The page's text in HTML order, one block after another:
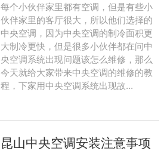
每个小伙伴家里都有空调，但是有些小
伙伴家里的客厅很大，所以他们选择的
中央空调，因为中央空调的制冷面积更
大制冷更快，但是很多小伙伴都在问中
央空调系统出现问题该怎么维修，那么
今天就给大家带来中央空调的维修的教
程，下家用中央空调系统出现故...
昆山中央空调安装注意事项